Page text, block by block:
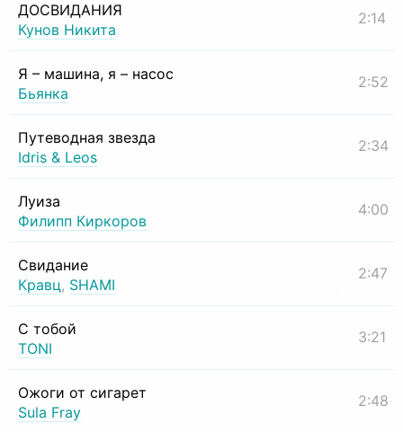
ДОСВИДАНИЯ
Кунов Никита
2:14
Я – машина, я – насос
Бьянка
2:52
Путеводная звезда
Idris & Leos
2:34
Луиза
Филипп Киркоров
4:00
Свидание
Кравц, SHAMI
2:47
С тобой
TONI
3:21
Ожоги от сигарет
Sula Fray
2:48